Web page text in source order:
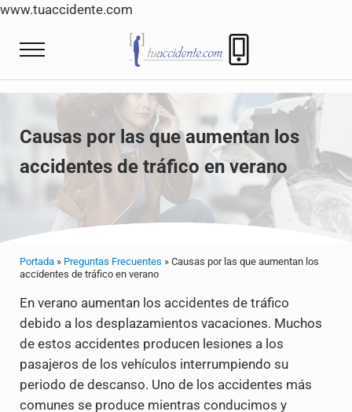
www.tuaccidente.com
Saltar al contenido principal
Skip to header right navigation
Menu
Tuaccidente
Tuaccidente Abogados indemnización
Causas por las que aumentan los
accidentes de tráfico en verano
Portada» Preguntas Frecuentes » Causas por las que aumentan los
accidentes de tráfico en verano
En verano aumentan los accidentes de tráfico
debido a los desplazamientos vacaciones. Muchos
de estos accidentes producen lesiones a los
pasajeros de los vehículos interrumpiendo su
periodo de descanso. Uno de los accidentes más
comunes se produce mientras conducimos y